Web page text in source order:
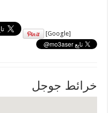
[Google]
خرائط جوجل